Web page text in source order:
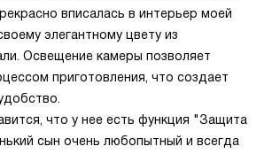
вписалась в интерьер моей
элегантному цвету из
Освещение камеры позволяет
приготовления, что создает
что у нее есть функция "Защита
сын очень любопытный и всегда